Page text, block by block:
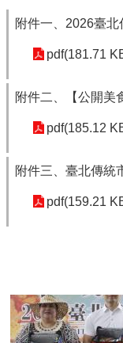
附件一、2026臺
pdf(181.71
附件二、【公開美
pdf(185.12
附件三、臺北傳統
pdf(159.21